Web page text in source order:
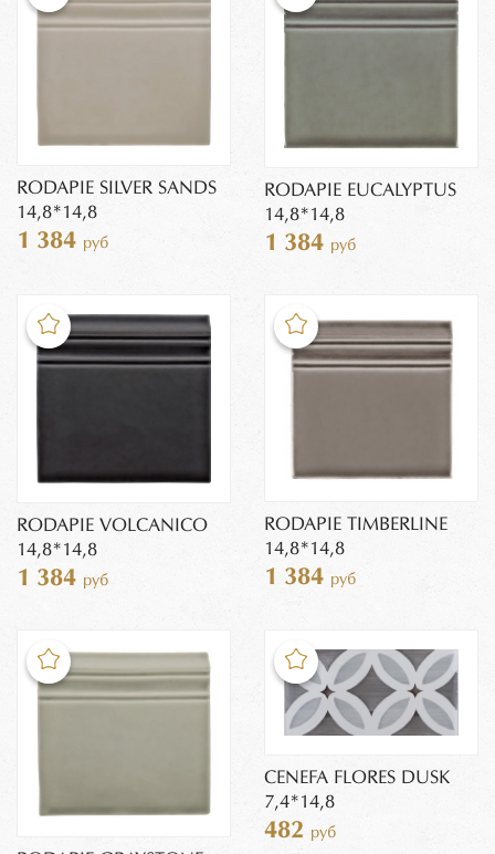
RODAPIE SILVER SANDS
14,8*14,8
1 384 руб
RODAPIE EUCALYPTUS
14,8*14,8
1 384 руб
RODAPIE VOLCANICO
14,8*14,8
1 384 руб
RODAPIE TIMBERLINE
14,8*14,8
1 384 руб
CENEFA FLORES DUSK
7,4*14,8
482 руб